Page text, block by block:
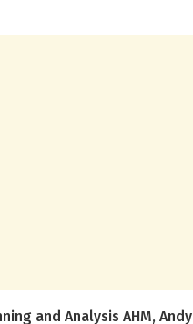
and Analysis AHM,